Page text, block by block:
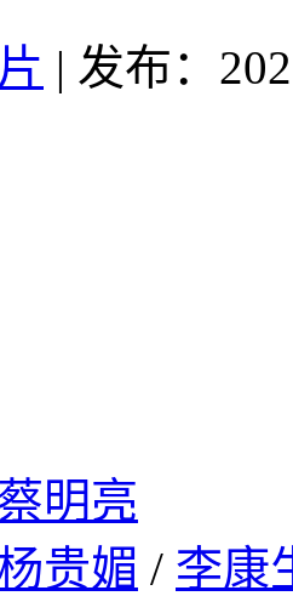
| 发布：
明亮
贵媚 / 李康